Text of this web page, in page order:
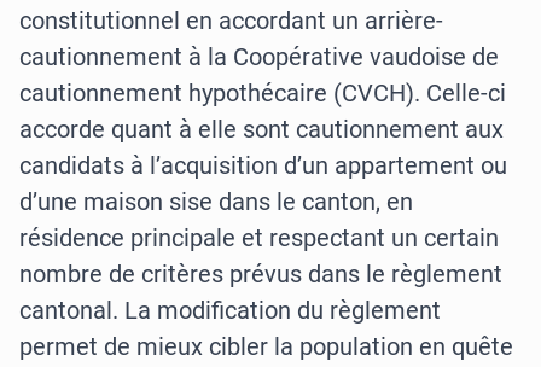
constitutionnel en accordant un arrière-
cautionnement à la Coopérative vaudoise de
cautionnement hypothécaire (CVCH). Celle-ci
accorde quant à elle sont cautionnement aux
candidats à l’acquisition d’un appartement ou
d’une maison sise dans le canton, en
résidence principale et respectant un certain
nombre de critères prévus dans le règlement
cantonal. La modification du règlement
permet de mieux cibler la population en quête